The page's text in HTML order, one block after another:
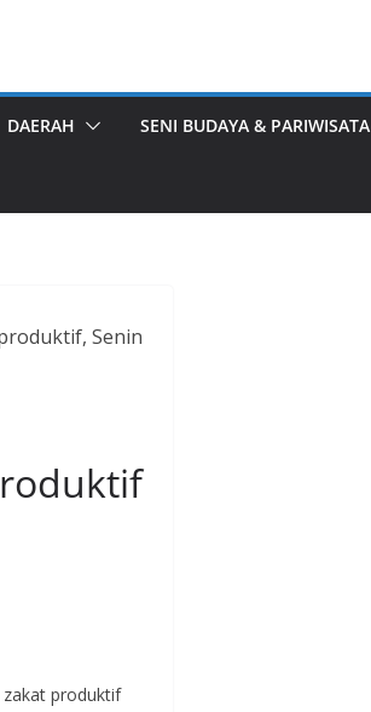
DAERAH SENI BUDAYA & PARIWISATA
Senin
zakat produktif